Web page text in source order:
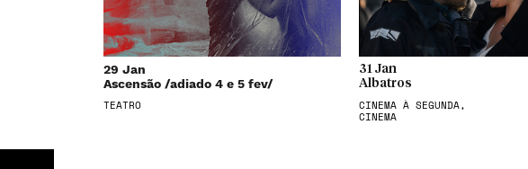
29 Jan
Ascensão /adiado 4 e 5 fev/
TEATRO
31 Jan
Albatros
CINEMA À SEGUNDA,
CINEMA